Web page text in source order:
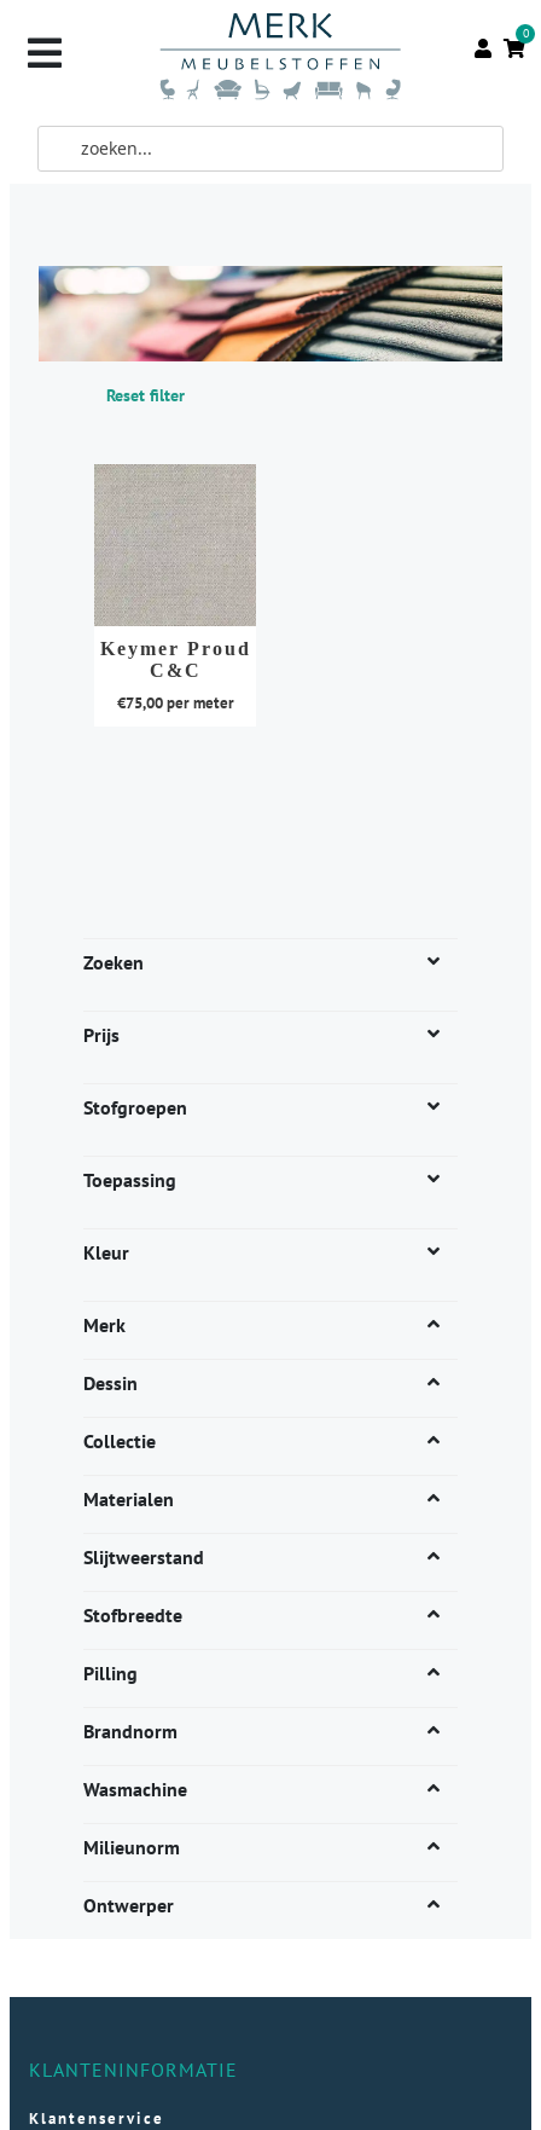
0
Zoeken
Prijs
Stofgroepen
Toepassing
Kleur
Merk
Dessin
Collectie
Materialen
Slijtweerstand
Stofbreedte
Pilling
Brandnorm
Wasmachine
Milieunorm
Ontwerper
Reset filter
Keymer Proud
C&C
€75,00per meter
kan
op
productpagina
KLANTENINFORMATIE
Klantenservice